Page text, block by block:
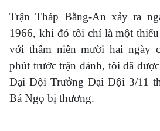
Trận Tháp Bằng-An xảy ra
1966, khi đó tôi chỉ là một
với thâm niên mười hai ngày
phút trước trận đánh, tôi đã
Đại Đội Trưởng Đại Đội 3/11
Bá Ngọ bị thương.